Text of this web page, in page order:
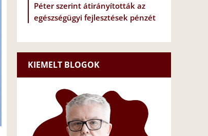
Péter szerint átirányították az
egészségügyi fejlesztések pénzét
KIEMELT BLOGOK